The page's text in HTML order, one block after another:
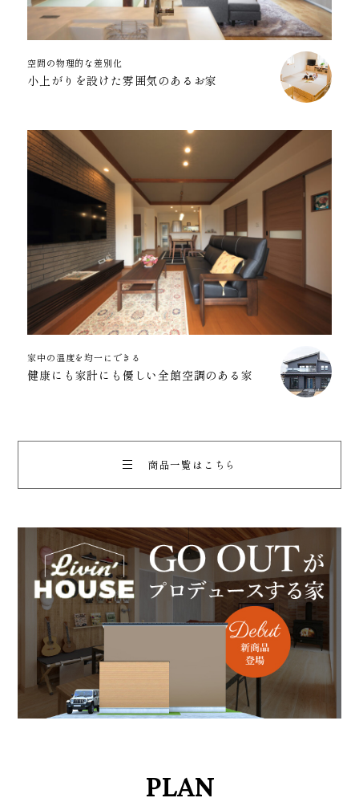
空間の物理的な差別化
小上がりを設けた雰囲気のあるお家
家中の温度を均一にできる
健康にも家計にも優しい全館空調のある家
商品一覧はこちら
PLAN